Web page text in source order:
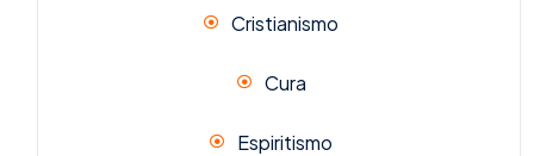
Cristianismo
Cura
Espiritismo